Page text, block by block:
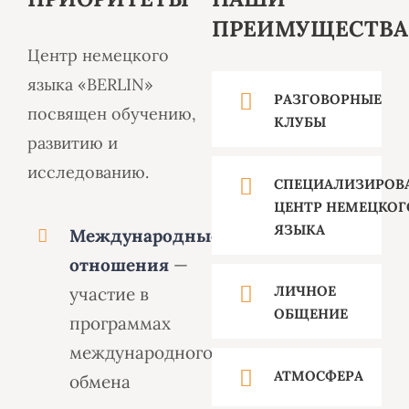
Центр немецкого
языка «BERLIN»
посвящен обучению,
развитию и
исследованию.
Международные
отношения—
участие в
программах
международного
обмена
ПРЕИМУЩЕСТВА
РАЗГОВОРНЫЕ
КЛУБЫ
ЦЕНТР
ЯЗЫКА
ЛИЧНОЕ
ОБЩЕНИЕ
АТМОСФЕРА